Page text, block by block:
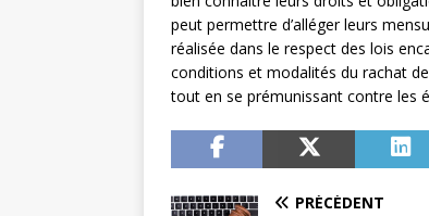
peut permettre d’alléger leurs
réalisée dans le respect des lois
conditions et modalités du rachat
tout en se prémunissant contre les
PRÉCÉDENT